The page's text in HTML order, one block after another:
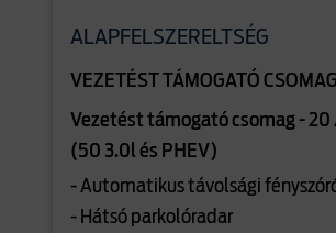
ALAPFELSZERELTSÉG
VEZETÉST TÁMOGATÓ
Vezetést támogató csomag - 20
(50 3.0l és PHEV)
- Automatikus távolsági
- Hátsó parkolóradar